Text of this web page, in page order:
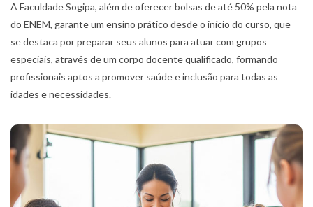
A Faculdade Sogipa, além de oferecer bolsas de até 50% pela nota
do ENEM, garante um ensino prático desde o início do curso, que
se destaca por preparar seus alunos para atuar com grupos
especiais, através de um corpo docente qualificado, formando
profissionais aptos a promover saúde e inclusão para todas as
idades e necessidades.